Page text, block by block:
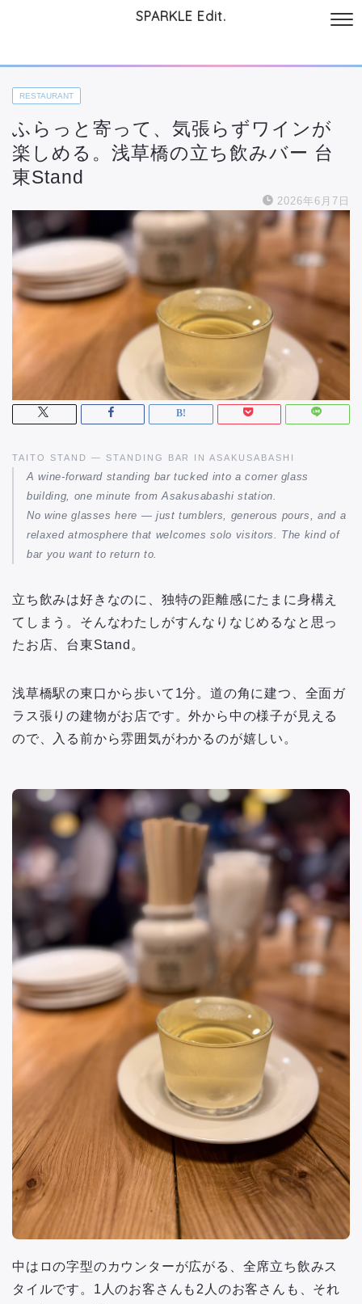
SPARKLE Edit.
RESTAURANT
ふらっと寄って、気張らずワインが
楽しめる。浅草橋の立ち飲みバー 台
東Stand
2026年6月7日
TAITO STAND — STANDING BAR IN ASAKUSABASHI
A wine-forward standing bar tucked into a corner glass
building, one minute from Asakusabashi station.
No wine glasses here — just tumblers, generous pours, and a
relaxed atmosphere that welcomes solo visitors. The kind of
bar you want to return to.
立ち飲みは好きなのに、独特の距離感にたまに身構え
てしまう。そんなわたしがすんなりなじめるなと思っ
たお店、台東Stand。
浅草橋駅の東口から歩いて1分。道の角に建つ、全面ガ
ラス張りの建物がお店です。外から中の様子が見える
ので、入る前から雰囲気がわかるのが嬉しい。
中はロの字型のカウンターが広がる、全席立ち飲みス
タイルです。1人のお客さんも2人のお客さんも、それ